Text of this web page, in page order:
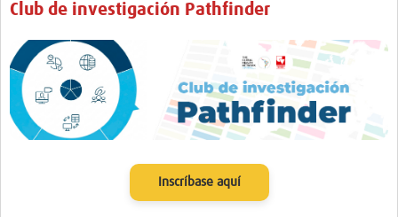
Club de investigación Pathfinder
Inscríbase aquí